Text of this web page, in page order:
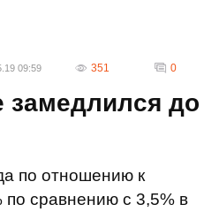
09:59 351 0
замедлился до
по отношению к
по сравнению с 3,5% в